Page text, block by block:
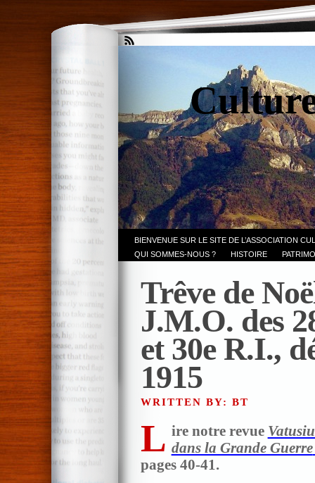
BIENVENUE SUR LE SITE DE L’ASSOCIATION
QUI SOMMES-NOUS ?
HISTOIRE
Trêve de
J.M.O. des
et 30e R.I.,
1915
WRITTEN BY: BT
L ire notre revue
dans la Grande Guerre
pages 40-41.